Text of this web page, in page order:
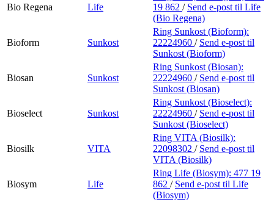
Bio Regena Life
19 862 / Send e-post til Life
(Bio Regena)
Bioform Sunkost
Ring Sunkost (Bioform):
22224960 / Send e-post til
Sunkost (Bioform)
Biosan Sunkost
Ring Sunkost (Biosan):
22224960 / Send e-post til
Sunkost (Biosan)
Bioselect Sunkost
Ring Sunkost (Bioselect):
22224960 / Send e-post til
Sunkost (Bioselect)
Biosilk VITA
Ring VITA (Biosilk):
22098302 / Send e-post til
VITA (Biosilk)
Biosym Life
Ring Life (Biosym): 477 19
862 / Send e-post til Life
(Biosym)